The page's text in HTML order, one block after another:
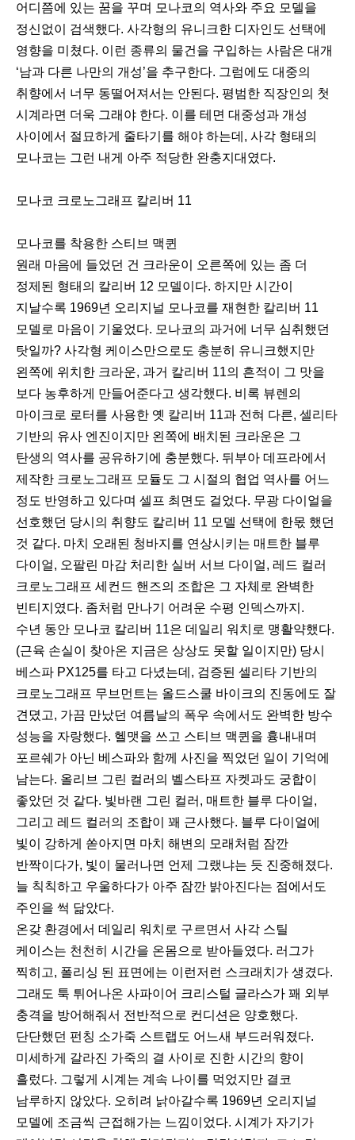
어디쯤에 있는 꿈을 꾸며 모나코의 역사와 주요 모델을
정신없이 검색했다. 사각형의 유니크한 디자인도 선택에
영향을 미쳤다. 이런 종류의 물건을 구입하는 사람은 대개
‘남과 다른 나만의 개성’을 추구한다. 그럼에도 대중의
취향에서 너무 동떨어져서는 안된다. 평범한 직장인의 첫
시계라면 더욱 그래야 한다. 이를 테면 대중성과 개성
사이에서 절묘하게 줄타기를 해야 하는데, 사각 형태의
모나코는 그런 내게 아주 적당한 완충지대였다.
모나코 크로노그래프 칼리버 11
모나코를 착용한 스티브 맥퀸
원래 마음에 들었던 건 크라운이 오른쪽에 있는 좀 더
정제된 형태의 칼리버 12 모델이다. 하지만 시간이
지날수록 1969년 오리지널 모나코를 재현한 칼리버 11
모델로 마음이 기울었다. 모나코의 과거에 너무 심취했던
탓일까? 사각형 케이스만으로도 충분히 유니크했지만
왼쪽에 위치한 크라운, 과거 칼리버 11의 흔적이 그 맛을
보다 농후하게 만들어준다고 생각했다. 비록 뷰렌의
마이크로 로터를 사용한 옛 칼리버 11과 전혀 다른, 셀리타
기반의 유사 엔진이지만 왼쪽에 배치된 크라운은 그
탄생의 역사를 공유하기에 충분했다. 뒤부아 데프라에서
제작한 크로노그래프 모듈도 그 시절의 협업 역사를 어느
정도 반영하고 있다며 셀프 최면도 걸었다. 무광 다이얼을
선호했던 당시의 취향도 칼리버 11 모델 선택에 한몫 했던
것 같다. 마치 오래된 청바지를 연상시키는 매트한 블루
다이얼, 오팔린 마감 처리한 실버 서브 다이얼, 레드 컬러
크로노그래프 세컨드 핸즈의 조합은 그 자체로 완벽한
빈티지였다. 좀처럼 만나기 어려운 수평 인덱스까지.
수년 동안 모나코 칼리버 11은 데일리 워치로 맹활약했다.
(근육 손실이 찾아온 지금은 상상도 못할 일이지만) 당시
베스파 PX125를 타고 다녔는데, 검증된 셀리타 기반의
크로노그래프 무브먼트는 올드스쿨 바이크의 진동에도 잘
견뎠고, 가끔 만났던 여름날의 폭우 속에서도 완벽한 방수
성능을 자랑했다. 헬맷을 쓰고 스티브 맥퀸을 흉내내며
포르쉐가 아닌 베스파와 함께 사진을 찍었던 일이 기억에
남는다. 올리브 그린 컬러의 벨스타프 자켓과도 궁합이
좋았던 것 같다. 빛바랜 그린 컬러, 매트한 블루 다이얼,
그리고 레드 컬러의 조합이 꽤 근사했다. 블루 다이얼에
빛이 강하게 쏟아지면 마치 해변의 모래처럼 잠깐
반짝이다가, 빛이 물러나면 언제 그랬냐는 듯 진중해졌다.
늘 칙칙하고 우울하다가 아주 잠깐 밝아진다는 점에서도
주인을 썩 닮았다.
온갖 환경에서 데일리 워치로 구르면서 사각 스틸
케이스는 천천히 시간을 온몸으로 받아들였다. 러그가
찍히고, 폴리싱 된 표면에는 이런저런 스크래치가 생겼다.
그래도 툭 튀어나온 사파이어 크리스털 글라스가 꽤 외부
충격을 방어해줘서 전반적으로 컨디션은 양호했다.
단단했던 펀칭 소가죽 스트랩도 어느새 부드러워졌다.
미세하게 갈라진 가죽의 결 사이로 진한 시간의 향이
흘렀다. 그렇게 시계는 계속 나이를 먹었지만 결코
남루하지 않았다. 오히려 낡아갈수록 1969년 오리지널
모델에 조금씩 근접해가는 느낌이었다. 시계가 자기가